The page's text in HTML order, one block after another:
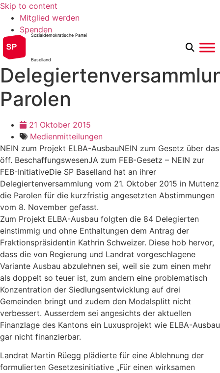
Skip to content
Mitglied werden
Spenden
Sozialdemokratische Partei
Baselland
Parolen
21 Oktober 2015
Medienmitteilungen
NEIN zum Projekt ELBA-AusbauNEIN zum Gesetz über das
öff. BeschaffungswesenJA zum FEB-Gesetz – NEIN zur
FEB-InitiativeDie SP Baselland hat an ihrer
Delegiertenversammlung vom 21. Oktober 2015 in Muttenz
die Parolen für die kurzfristig angesetzten Abstimmungen
vom 8. November gefasst.
Zum Projekt ELBA-Ausbau folgten die 84 Delegierten
einstimmig und ohne Enthaltungen dem Antrag der
Fraktionspräsidentin Kathrin Schweizer. Diese hob hervor,
dass die von Regierung und Landrat vorgeschlagene
Variante Ausbau abzulehnen sei, weil sie zum einen mehr
als doppelt so teuer ist, zum andern eine problematisch
Konzentration der Siedlungsentwicklung auf drei
Gemeinden bringt und zudem den Modalsplitt nicht
verbessert. Ausserdem sei angesichts der aktuellen
Finanzlage des Kantons ein Luxusprojekt wie ELBA-Ausbau
gar nicht finanzierbar.
Landrat Martin Rüegg plädierte für eine Ablehnung der
formulierten Gesetzesinitiative „Für einen wirksamen